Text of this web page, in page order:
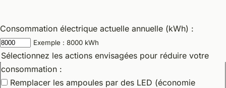
Consommation électrique actuelle annuelle (kWh) :
Exemple : 8000 kWh
Sélectionnez les actions envisagées pour réduire votre
consommation :
Remplacer les ampoules par des LED (économie